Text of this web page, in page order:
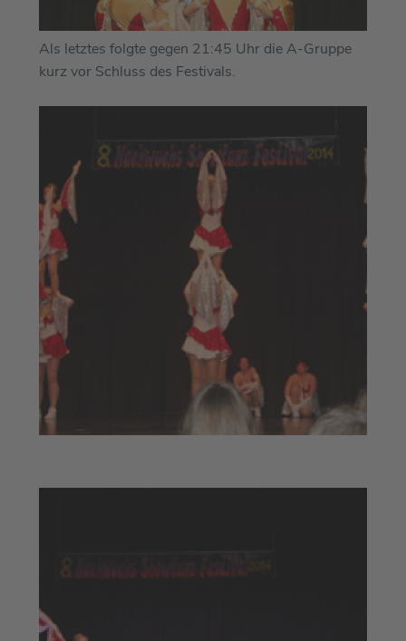
Als letztes folgte gegen 21:45 Uhr die A-Gruppe
kurz vor Schluss des Festivals.